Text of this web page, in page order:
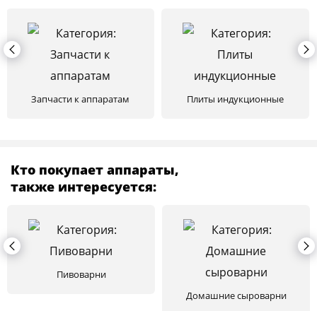
Запчасти к аппаратам Плиты индукционные
Кто покупает аппараты,
также интересуется:
Пивоварни
Домашние сыроварни